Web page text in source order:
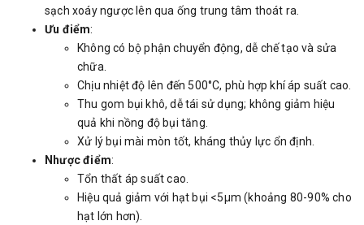
sạch xoáy ngược lên qua ống trung tâm thoát ra.
Ưu điểm:
Không có bộ phận chuyển động, dễ chế tạo và sửa
chữa.
Chịu nhiệt độ lên đến 500°C, phù hợp khí áp suất cao.
Thu gom bụi khô, dễ tái sử dụng; không giảm hiệu
quả khi nồng độ bụi tăng.
Xử lý bụi mài mòn tốt, kháng thủy lực ổn định.
Nhược điểm:
Tổn thất áp suất cao.
Hiệu quả giảm với hạt bụi <5µm (khoảng 80-90% cho
hạt lớn hơn).